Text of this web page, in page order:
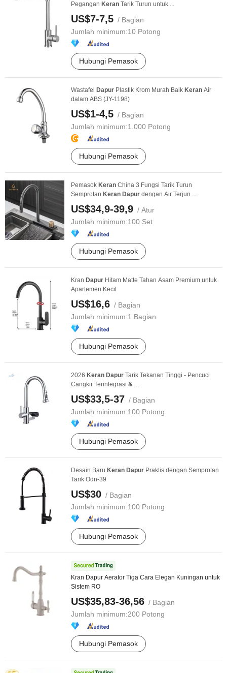
Pegangan Keran Tarik Turun untuk ...
US$7-7,5 / Bagian
Jumlah minimum:10 Potong
Hubungi Pemasok
Wastafel Dapur Plastik Krom Murah Baik Keran Air
dalam ABS (JY-1198)
US$1-4,5 / Bagian
Jumlah minimum:1.000 Potong
Hubungi Pemasok
Pemasok Keran China 3 Fungsi Tarik Turun
Semprotan Keran Dapur dengan Air Terjun ...
US$34,9-39,9 / Atur
Jumlah minimum:100 Set
Hubungi Pemasok
Kran Dapur Hitam Matte Tahan Asam Premium untuk
Apartemen Kecil
US$16,6 / Bagian
Jumlah minimum:1 Bagian
Hubungi Pemasok
2026 Keran Dapur Tarik Tekanan Tinggi - Pencuci
Cangkir Terintegrasi & ...
US$33,5-37 / Bagian
Jumlah minimum:100 Potong
Hubungi Pemasok
Desain Baru Keran Dapur Praktis dengan Semprotan
Tarik Odn-39
US$30 / Bagian
Jumlah minimum:100 Potong
Hubungi Pemasok
Kran Dapur Aerator Tiga Cara Elegan Kuningan untuk
Sistem RO
US$35,83-36,56 / Bagian
Jumlah minimum:200 Potong
Hubungi Pemasok